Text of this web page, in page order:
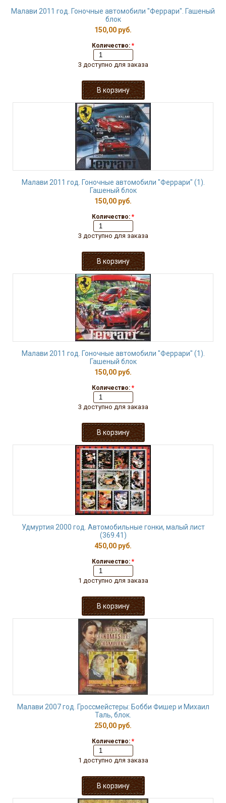
Малави 2011 год. Гоночные автомобили "Феррари". Гашеный
блок
150,00 руб.
Количество: *
3 доступно для заказа
Малави 2011 год. Гоночные автомобили "Феррари" (1).
Гашеный блок
150,00 руб.
Количество: *
3 доступно для заказа
Малави 2011 год. Гоночные автомобили "Феррари" (1).
Гашеный блок
150,00 руб.
Количество: *
3 доступно для заказа
Удмуртия 2000 год. Автомобильные гонки, малый лист
(369.41)
450,00 руб.
Количество: *
1 доступно для заказа
Малави 2007 год. Гроссмейстеры: Бобби Фишер и Михаил
Таль, блок.
250,00 руб.
Количество: *
1 доступно для заказа